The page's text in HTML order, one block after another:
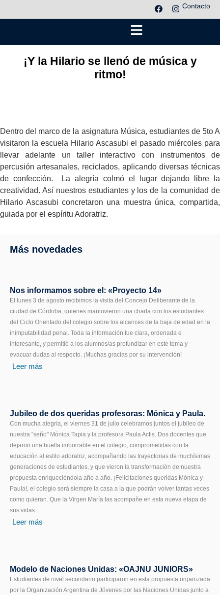
Contacto
¡Y la Hilario se llenó de música y
ritmo!
Dentro del marco de la asignatura Música, estudiantes de 5to A
visitaron la escuela Hilario Ascasubi el pasado miércoles para
llevar adelante un taller interactivo con instrumentos de
percusión artesanales, reciclados, aplicando diversas técnicas
de confección. La alegría colmó el lugar dejando libre la
creatividad. Así nuestros estudiantes y los de la comunidad de
Hilario Ascasubi concretaron una muestra única, compartida,
guiada por el espíritu Adoratriz.
Más novedades
Nos informamos sobre el: «Proyecto 14»
El lunes 3 de agosto recibimos la visita del Concejo Deliberante de la
ciudad de Córdoba, quienes mantuvieron una charla con los estudiantes
del Ciclo Orientado del colegio sobre los alcances de la baja de edad en la
inimputabilidad penal. Toda la información fue clara, ordenada e
interesante, y permitió a los alumnos/as profundizar en este tema y
evacuar dudas al respecto. ¡Muchas gracias por su intervención!
Leer más
Jubileo de dos queridas profesoras: Mónica y Paula.
Con mucha alegría, el viernes 31 de julio celebramos juntos el jubileo de
nuestra "seño" Mónica Tapia y la profesora Paula Actis. Dos docentes que
dejaron una huella imborrable en el colegio, comprometidas con la
educación al estilo adoratriz, acompañando las trayectorias de muchísimas
generaciones de estudiantes, y que vieron la transformación de nuestra
propuesta enriqueciéndola año a año. ¡Felicitaciones queridas Mónica y
Paula!, el colegio será siempre la casa a la que podrán volver tantas veces
como quieran. Que la Virgen María las acompañe en esta nueva etapa de
sus vidas.
Leer más
Modelo de Naciones Unidas: «OAJNU JUNIORS»
Estudiantes de nivel secundario participaron en esta propuesta organizada
por la Organización Argentina de Jóvenes por las Naciones Unidas junto a